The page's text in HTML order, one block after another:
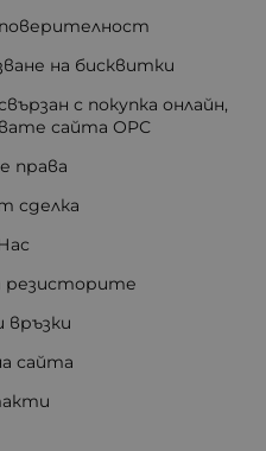
на бисквитки
с покупка онлайн,
сайта ОРС
права
сделка
резисторите
връзки
сайта